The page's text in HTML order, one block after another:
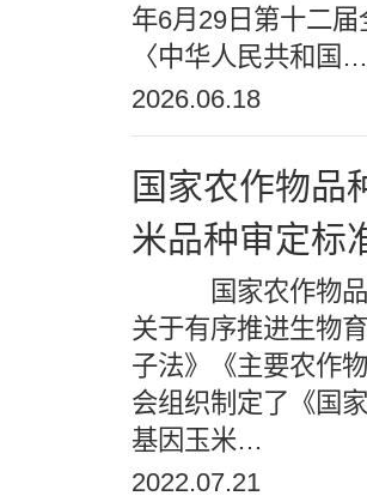
年6月29日第十二
〈中华人民共和国…
2026.06.18
国家农作物品
米品种审定标
国家农作物品种
关于有序推进生物
子法》《主要农作
会组织制定了《国
基因玉米…
2022.07.21